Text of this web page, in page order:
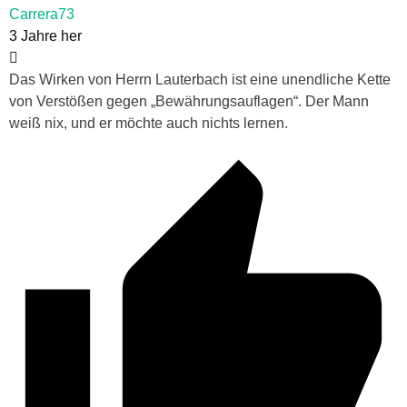
Carrera73
3 Jahre her
Das Wirken von Herrn Lauterbach ist eine unendliche Kette
von Verstößen gegen „Bewährungsauflagen“. Der Mann
weiß nix, und er möchte auch nichts lernen.